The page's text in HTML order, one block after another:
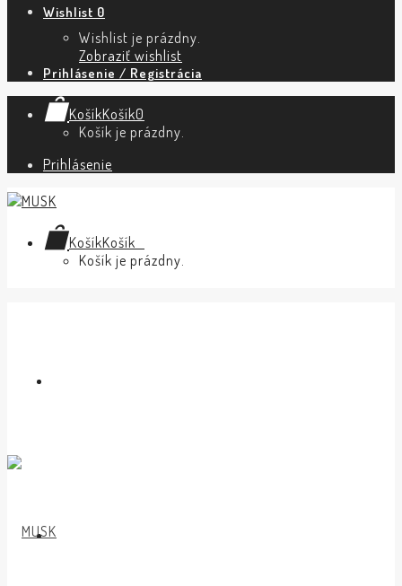
Wishlist 0
Wishlist je prázdny.
Zobraziť wishlist
Prihlásenie / Registrácia
KošíkKošík0
Košík je prázdny.
Prihlásenie
KošíkKošík
Košík je prázdny.